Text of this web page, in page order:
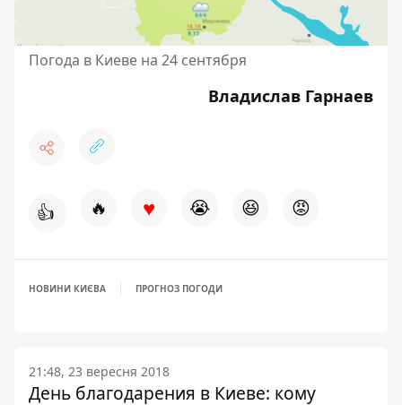
Погода в Киеве на 24 сентября
Владислав Гарнаев
👍 🔥 ♥ 😭 😆 😡
НОВИНИ КИЄВА ПРОГНОЗ ПОГОДИ
21:48, 23 вересня 2018
День благодарения в Киеве: кому